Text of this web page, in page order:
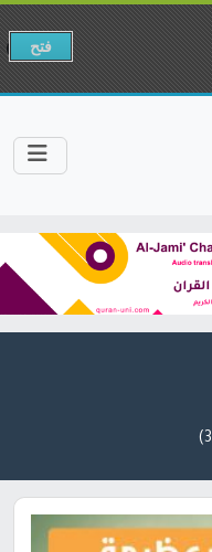
فتح